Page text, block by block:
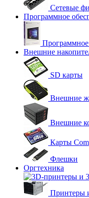
Сетевые
Программное
Программное
Внешние
SD карты
Внешние
Внешние
Карты
Флешки
Оргтехника